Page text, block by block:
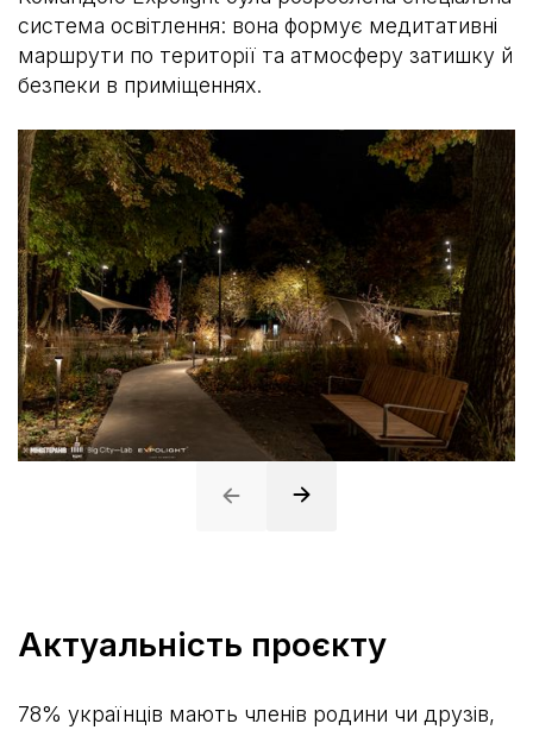
система освітлення: вона формує медитативні
маршрути по території та атмосферу затишку й
безпеки в приміщеннях.
Актуальність проєкту
78% українців мають членів родини чи друзів,